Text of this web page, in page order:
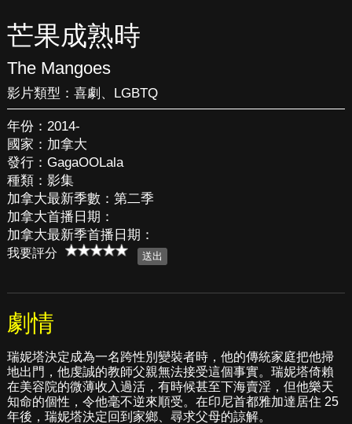
芒果成熟時
The Mangoes
影片類型： 喜劇 、 LGBTQ
年份：2014-
國家：加拿大
發行：GagaOOLala
種類：影集
加拿大最新季數：第二季
加拿大首播日期：
加拿大最新季首播日期：
我要評分
劇情
瑞妮塔決定成為一名跨性別變裝者時，他的傳統家庭把他掃
地出門，他虔誠的教師父親無法接受這個事實。瑞妮塔倚賴
在美容院的微薄收入過活，有時候甚至下海賣淫，但他樂天
知命的個性，令他毫不逆來順受。在印尼首都雅加達居住 25
年後，瑞妮塔決定回到家鄉、尋求父母的諒解。